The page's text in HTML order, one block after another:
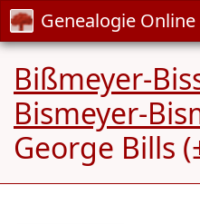
Genealogie Online
Bißmeyer-
Bismeyer-
George Bills